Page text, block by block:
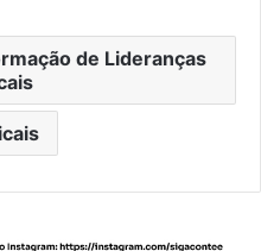
de Lideranças